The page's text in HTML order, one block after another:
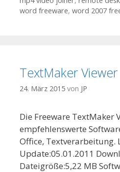
word freeware, word 2007
TextMaker Viewer
24. März 2015 von JP
Die Freeware TextMaker
empfehlenswerte
Office, Textverarbeitung.
Update:05.01.2011
Dateigröße:5,22 MB